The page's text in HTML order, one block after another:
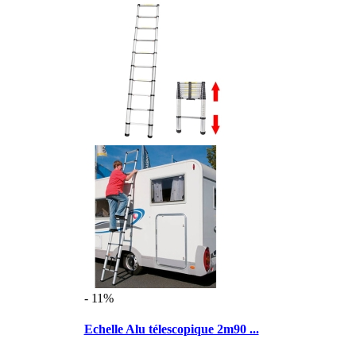
- 11%
Echelle Alu télescopique 2m90 ...